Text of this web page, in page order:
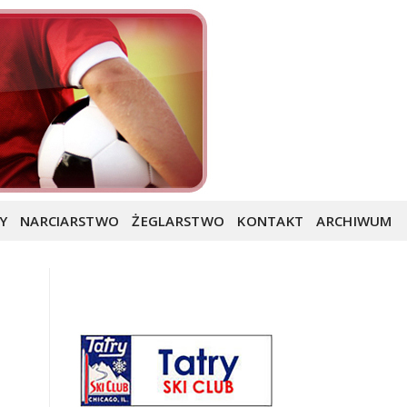
NARCIARSTWO ŻEGLARSTWO KONTAKT ARCHIWUM